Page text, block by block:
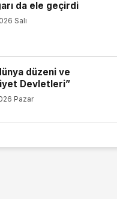
da ele geçirdi
Salı
düzeni ve
Devletleri”
Pazar